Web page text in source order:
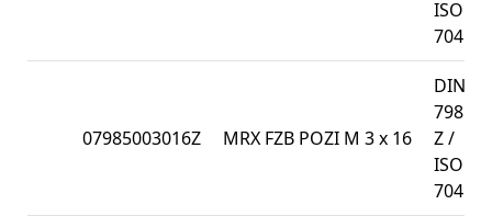
ISO
7045
07985003016Z MRX FZB POZI M 3 x 16
DIN
7985-
Z /
ISO
7045